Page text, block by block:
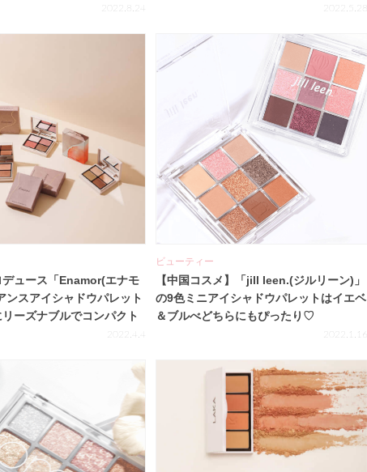
2022.8.24 2022.5.28
ュース「Enamor(エナモ
ンスアイシャドウパレット
ーズナブルでコンパクト
2022.4.4
ビューティー
【中国コスメ】「jill leen.(ジルリーン)」
の9色ミニアイシャドウパレットはイエベ
＆ブルべどちらにもぴったり♡
2022.1.16